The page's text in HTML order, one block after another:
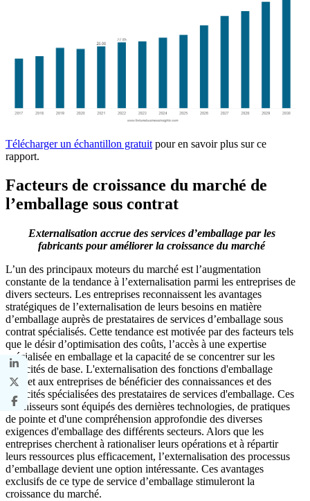
Télécharger un échantillon gratuit pour en savoir plus sur ce
rapport.
Facteurs de croissance du marché de
l’emballage sous contrat
Externalisation accrue des services d’emballage par les
fabricants pour améliorer la croissance du marché
L’un des principaux moteurs du marché est l’augmentation
constante de la tendance à l’externalisation parmi les entreprises de
divers secteurs. Les entreprises reconnaissent les avantages
stratégiques de l’externalisation de leurs besoins en matière
d’emballage auprès de prestataires de services d’emballage sous
contrat spécialisés. Cette tendance est motivée par des facteurs tels
que le désir d’optimisation des coûts, l’accès à une expertise
spécialisée en emballage et la capacité de se concentrer sur les
capacités de base. L'externalisation des fonctions d'emballage
permet aux entreprises de bénéficier des connaissances et des
capacités spécialisées des prestataires de services d'emballage. Ces
fournisseurs sont équipés des dernières technologies, de pratiques
de pointe et d'une compréhension approfondie des diverses
exigences d'emballage des différents secteurs. Alors que les
entreprises cherchent à rationaliser leurs opérations et à répartir
leurs ressources plus efficacement, l’externalisation des processus
d’emballage devient une option intéressante. Ces avantages
exclusifs de ce type de service d’emballage stimuleront la
croissance du marché.